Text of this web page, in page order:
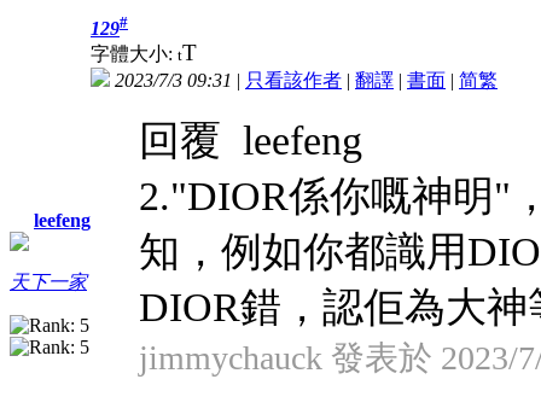
leefeng
天下一家
129#
字體大小: tT
2023/7/3 09:31 | 只看該作者 | 翻譯 | 書面 | 简繁
回覆 leefeng
2."DIOR係你嘅神明"
知，例如你都識用
DIOR錯，認佢為大神
jimmychauck 發表於 2023/